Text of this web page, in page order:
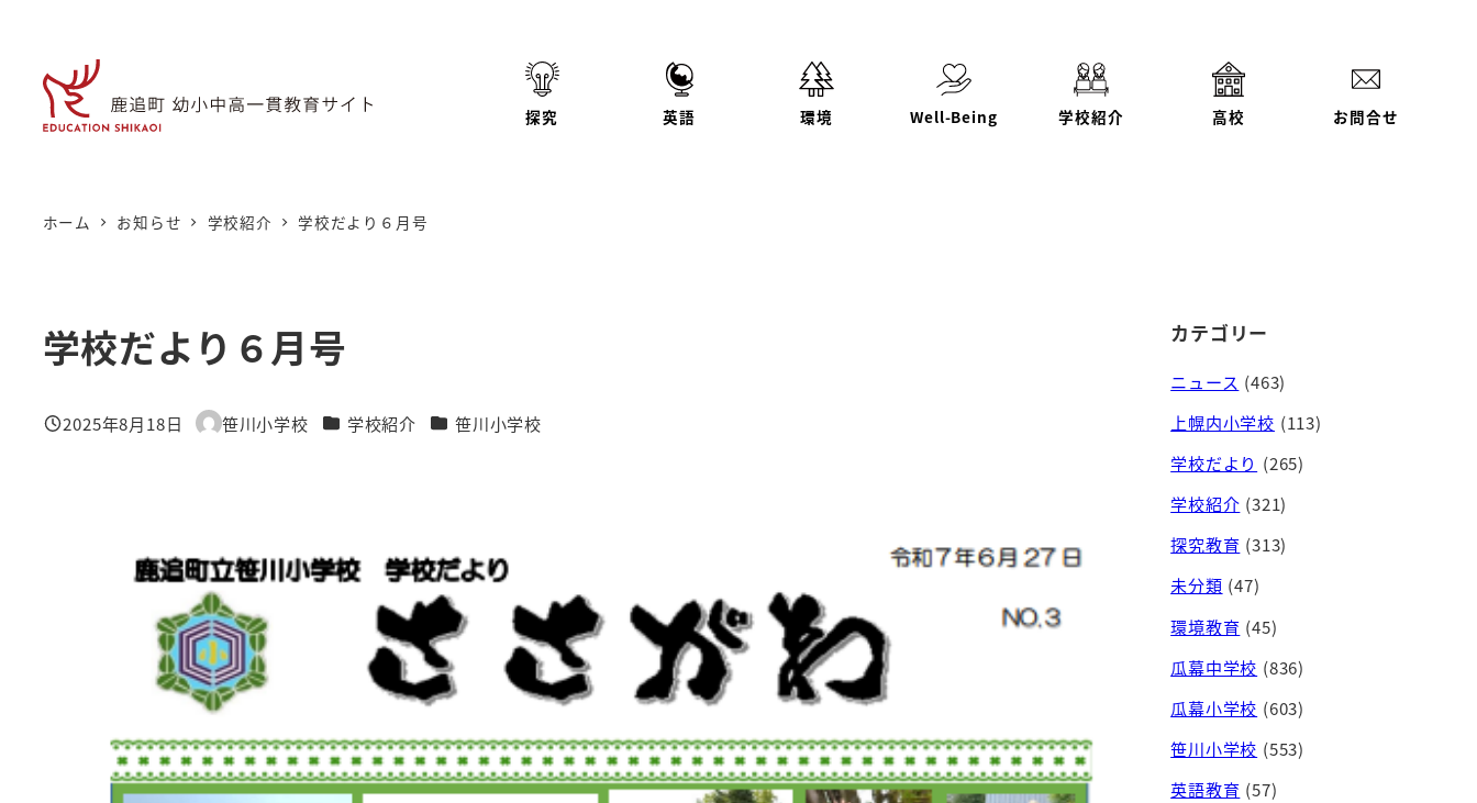
探究 英語 環境 Well-Being 学校紹介 高校 お問合せ
ホーム お知らせ 学校紹介 学校だより６月号
学校だより６月号
投稿日
2025年8月18日
著
笹川小学校 カテゴリー
学校紹介 カテゴリー
笹川小学校
カテゴリー
ニュース (463)
上幌内小学校 (113)
学校だより (265)
学校紹介 (321)
探究教育 (313)
未分類 (47)
環境教育 (45)
瓜幕中学校 (836)
瓜幕小学校 (603)
笹川小学校 (553)
英語教育 (57)